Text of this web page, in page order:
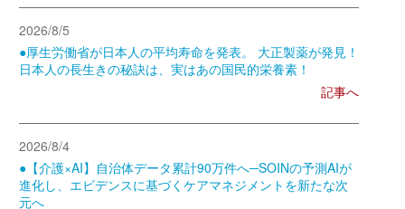
2026/8/5
●厚生労働省が日本人の平均寿命を発表。 大正製薬が発見！
日本人の長生きの秘訣は、実はあの国民的栄養素！
記事へ
2026/8/4
●【介護×AI】自治体データ累計90万件へ─SOINの予測AIが
進化し、エビデンスに基づくケアマネジメントを新たな次
元へ